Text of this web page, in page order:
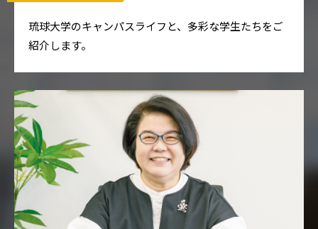
琉球大学のキャンパスライフと、多彩な学生たちをご
紹介します。